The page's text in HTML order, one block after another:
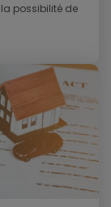
possibilité de